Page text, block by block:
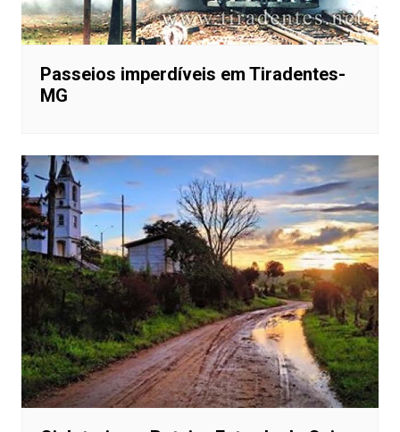
Passeios imperdíveis em Tiradentes-
MG